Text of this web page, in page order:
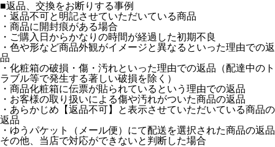
■返品、交換をお断りする事例
・返品不可と明記させていただいている商品
・商品に開封痕がある場合
・ご購入日からかなりの時間が経過した初期不良
・色や形など商品外観がイメージと異なるといった理由での返
品
・化粧箱の破損・傷・汚れといった理由での返品（配達中のト
ラブル等で発生する著しい破損を除く）
・商品化粧箱に伝票が貼られているという理由での返品
・お客様の取り扱いによる傷や汚れがついた商品の返品
・あらかじめ【返品不可】と表示させていただいている商品の
返品
・ゆうパケット（メール便）にて配送を選択された商品の返品
その他、当店で対応ができないと判断した場合